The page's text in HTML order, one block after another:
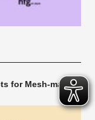
for Mesh-making